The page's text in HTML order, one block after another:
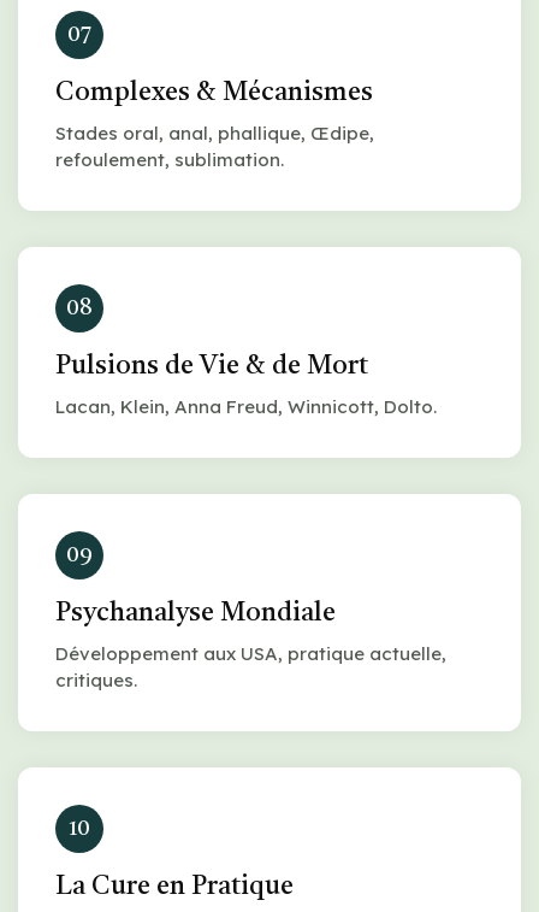
07
Complexes & Mécanismes
Stades oral, anal, phallique, Œdipe,
refoulement, sublimation.
08
Pulsions de Vie & de Mort
Lacan, Klein, Anna Freud, Winnicott, Dolto.
09
Psychanalyse Mondiale
Développement aux USA, pratique actuelle,
critiques.
10
La Cure en Pratique